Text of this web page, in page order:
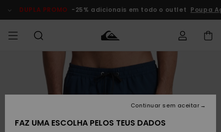
do
DUPLA PROMO -25% adicionais em todo o outlet Poupa
Roupas
MENINO
Roupas
MULHER
Shop
chegados
Surf Shop
Homem
Crianças
Artigos
Neve
Artigos
Outlet
Homem
Criança
Acede à tua
encomenda
Devoluções
FAZ UMA ESCOLHA PELOS TEUS DADOS
Continuar sem aceitar